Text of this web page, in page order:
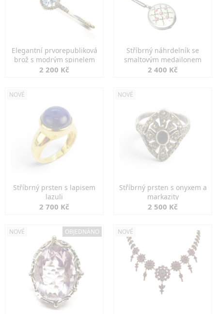
Elegantní prvorepubliková
brož s modrým spinelem
2 200 Kč
Stříbrný náhrdelník se
smaltovým medailonem
2 400 Kč
NOVÉ
Stříbrný prsten s lapisem
lazuli
2 700 Kč
NOVÉ
Stříbrný prsten s onyxem a
markazity
2 500 Kč
NOVÉ OBJEDNÁNO NOVÉ